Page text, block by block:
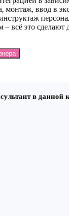
монтаж, ввод в
– всё это сделают
в данной